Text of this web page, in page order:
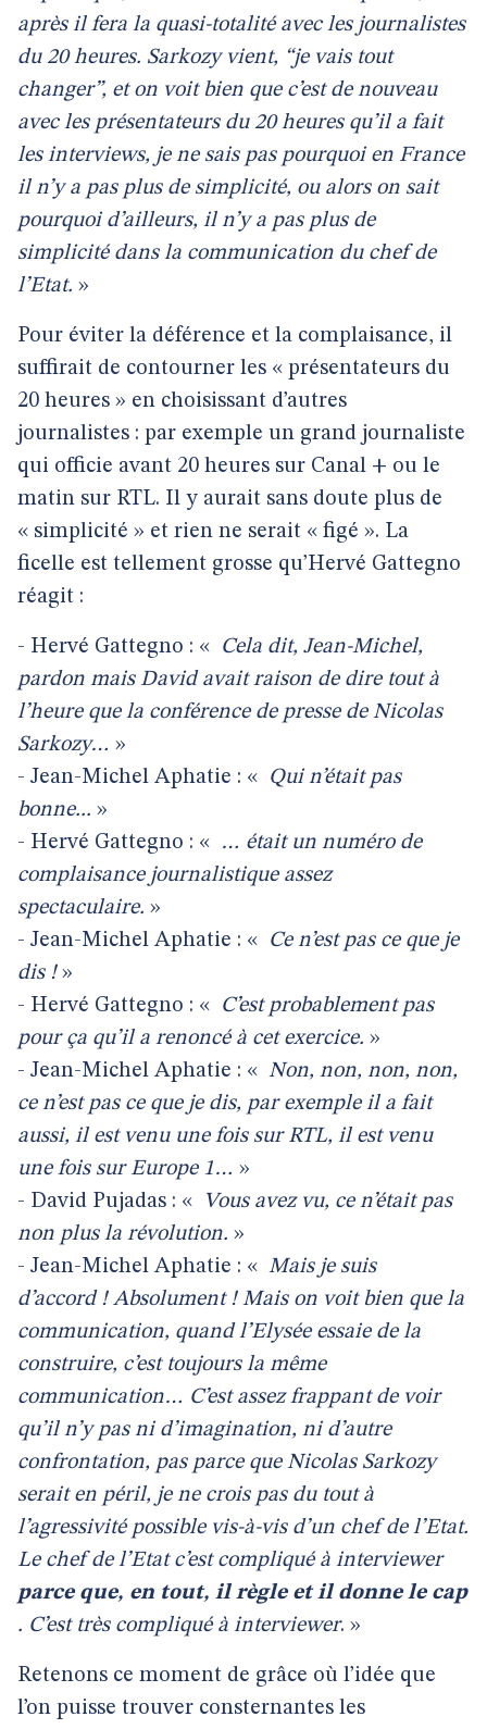
après il fera la quasi-totalité avec les journalistes
du 20 heures. Sarkozy vient, “je vais tout
changer”, et on voit bien que c’est de nouveau
avec les présentateurs du 20 heures qu’il a fait
les interviews, je ne sais pas pourquoi en France
il n’y a pas plus de simplicité, ou alors on sait
pourquoi d’ailleurs, il n’y a pas plus de
simplicité dans la communication du chef de
l’Etat. »
Pour éviter la déférence et la complaisance, il
suffirait de contourner les « présentateurs du
20 heures » en choisissant d’autres
journalistes : par exemple un grand journaliste
qui officie avant 20 heures sur Canal + ou le
matin sur RTL. Il y aurait sans doute plus de
« simplicité » et rien ne serait « figé ». La
ficelle est tellement grosse qu’Hervé Gattegno
réagit :
- Hervé Gattegno : « Cela dit, Jean-Michel,
pardon mais David avait raison de dire tout à
l’heure que la conférence de presse de Nicolas
Sarkozy… »
- Jean-Michel Aphatie : « Qui n’était pas
bonne... »
- Hervé Gattegno : « … était un numéro de
complaisance journalistique assez
spectaculaire. »
- Jean-Michel Aphatie : « Ce n’est pas ce que je
dis !»
- Hervé Gattegno : « C’est probablement pas
pour ça qu’il a renoncé à cet exercice. »
- Jean-Michel Aphatie : « Non, non, non, non,
ce n’est pas ce que je dis, par exemple il a fait
aussi, il est venu une fois sur RTL, il est venu
une fois sur Europe 1… »
- David Pujadas : «
Vous avez vu, ce n’était pas
non plus la révolution. »
- Jean-Michel Aphatie : « Mais je suis
d’accord ! Absolument ! Mais on voit bien que la
communication, quand l’Elysée essaie de la
construire, c’est toujours la même
communication… C’est assez frappant de voir
qu’il n’y pas ni d’imagination, ni d’autre
confrontation, pas parce que Nicolas Sarkozy
serait en péril, je ne crois pas du tout à
l’agressivité possible vis-à-vis d’un chef de l’Etat.
Le chef de l’Etat c’est compliqué à interviewer
parce que, en tout, il règle et il donne le cap
. C’est très compliqué à interviewer. »
Retenons ce moment de grâce où l’idée que
l’on puisse trouver consternantes les